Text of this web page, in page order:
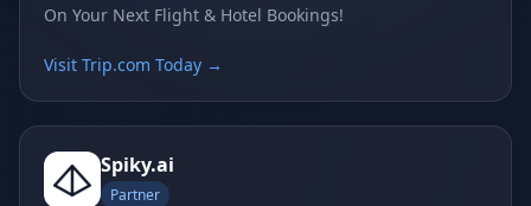
On Your Next Flight & Hotel Bookings!
Visit Trip.com Today →
Spiky.ai
Partner